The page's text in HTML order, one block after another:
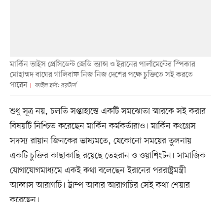
মার্কিন ভাইস প্রেসিডেন্ট জেডি ভ্যান্স ও ইরানের পার্লামেন্টের স্পিকার
মোহাম্মদ বাঘের গালিবাফ নিজ নিজ দেশের পক্ষে চুক্তিতে সই করতে
পারেন
ফাইল ছবি: রয়টার্স
শুধু সূত্র নয়, চলতি সপ্তাহান্তে একটি সমঝোতা স্মারকে সই করার
বিষয়টি নিশ্চিত করেছেন মার্কিন কর্মকর্তারাও। মার্কিন কংগ্রেস
সদস্য রায়ান জিনকের ভাষ্যমতে, যেকোনো সময়ের তুলনায়
একটি চুক্তির কাছাকাছি রয়েছে তেহরান ও ওয়াশিংটন। সামাজিক
যোগাযোগমাধ্যমে একই কথা বলেছেন ইরানের পররাষ্ট্রমন্ত্রী
আব্বাস আরাগচি। ট্রাম্প আবার আরাগচির সেই কথা শেয়ার